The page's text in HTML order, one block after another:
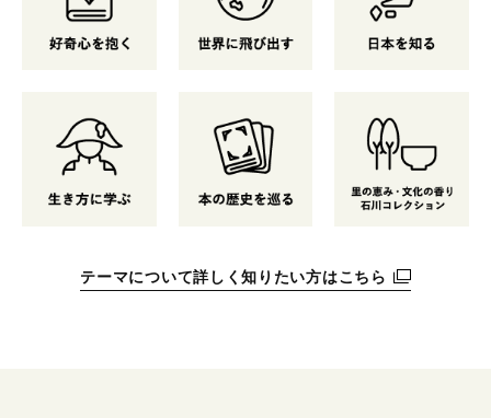
テーマについて詳しく知りたい方はこちら